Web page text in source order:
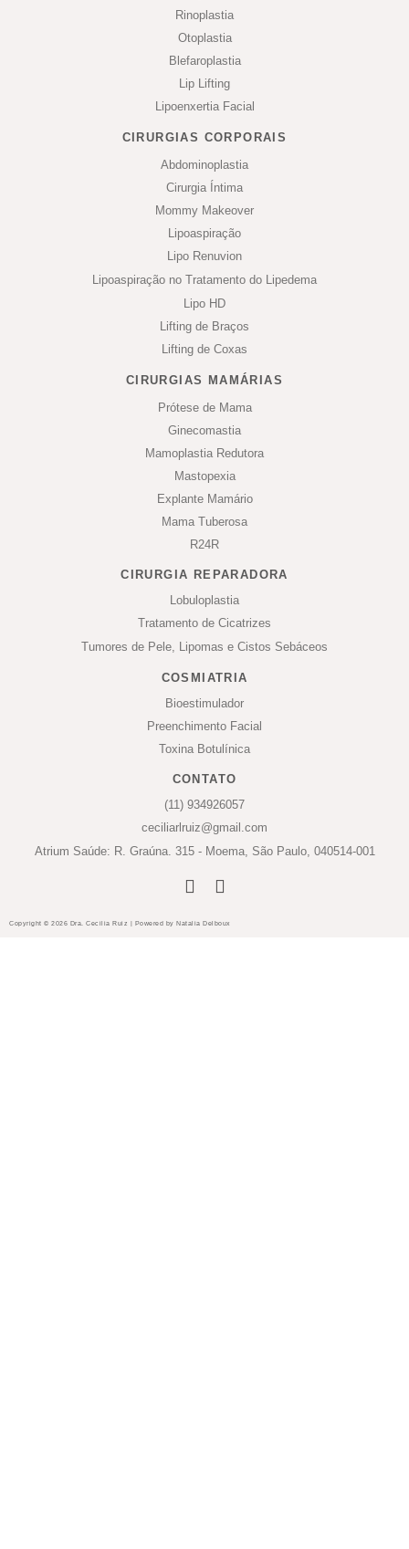
Rinoplastia
Otoplastia
Blefaroplastia
Lip Lifting
Lipoenxertia Facial
CIRURGIAS CORPORAIS
Abdominoplastia
Cirurgia Íntima
Mommy Makeover
Lipoaspiração
Lipo Renuvion
Lipoaspiração no Tratamento do Lipedema
Lipo HD
Lifting de Braços
Lifting de Coxas
CIRURGIAS MAMÁRIAS
Prótese de Mama
Ginecomastia
Mamoplastia Redutora
Mastopexia
Explante Mamário
Mama Tuberosa
R24R
CIRURGIA REPARADORA
Lobuloplastia
Tratamento de Cicatrizes
Tumores de Pele, Lipomas e Cistos Sebáceos
COSMIATRIA
Bioestimulador
Preenchimento Facial
Toxina Botulínica
CONTATO
(11) 934926057
ceciliarlruiz@gmail.com
Atrium Saúde: R. Graúna. 315 - Moema, São Paulo, 040514-001
Copyright © 2026 Dra. Cecilia Ruiz | Powered by Natalia Delboux